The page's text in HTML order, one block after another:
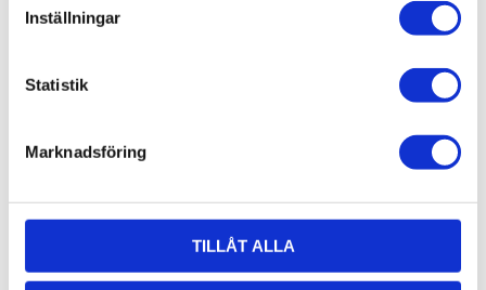
Inställningar
Statistik
Marknadsföring
TILLÅT ALLA
30/30, Fäste för säkerhetsbrytare, T-spår 5/7.
och Guardmaster Trojan 5 (ingår inte).